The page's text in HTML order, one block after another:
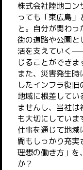
株式会社陸地コン
っても「東広島
と。自分が関わ
街の道路や公園と
活を支えていく
じることができま
また、災害発生
したインフラ復旧
地域に根差してい
ませんし、当社
も大切にしていま
仕事を通じて地域
間もしっかり充実
理想の働き方」を
か？